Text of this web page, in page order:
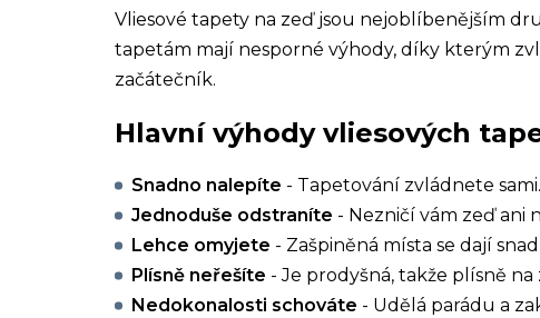
Vliesové tapety na zeď jsou nejoblíbenějším
tapetám mají nesporné výhody, díky kterým
začátečník.
Hlavní výhody vliesových
Snadno nalepíte - Tapetování zvládnete sami.
Jednoduše odstraníte - Nezničí vám zeď ani
Lehce omyjete - Zašpiněná místa se dají
Plísně neřešíte - Je prodyšná, takže plísně na
Nedokonalosti schováte - Udělá parádu a